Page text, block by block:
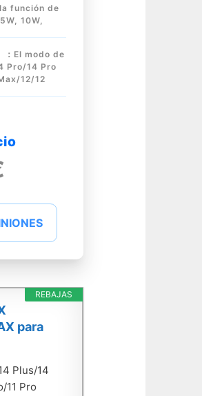
función de
10W,
：El modo de
Pro/14 Pro
12/12
REBAJAS
para
Plus/14
11 Pro